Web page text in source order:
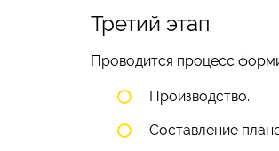
Третий этап
Проводится процесс
Производство.
Составление